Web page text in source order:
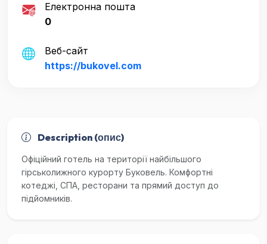
Електронна пошта
0
Веб-сайт
https://bukovel.com
Description (опис)
Офіційний готель на території найбільшого
гірськолижного курорту Буковель. Комфортні
котеджі, СПА, ресторани та прямий доступ до
підйомників.